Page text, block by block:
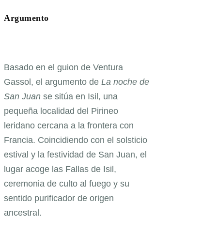
Argumento
Basado en el guion de Ventura
Gassol, el argumento de La noche de
San Juan se sitúa en Isil, una
pequeña localidad del Pirineo
leridano cercana a la frontera con
Francia. Coincidiendo con el solsticio
estival y la festividad de San Juan, el
lugar acoge las Fallas de Isil,
ceremonia de culto al fuego y su
sentido purificador de origen
ancestral.